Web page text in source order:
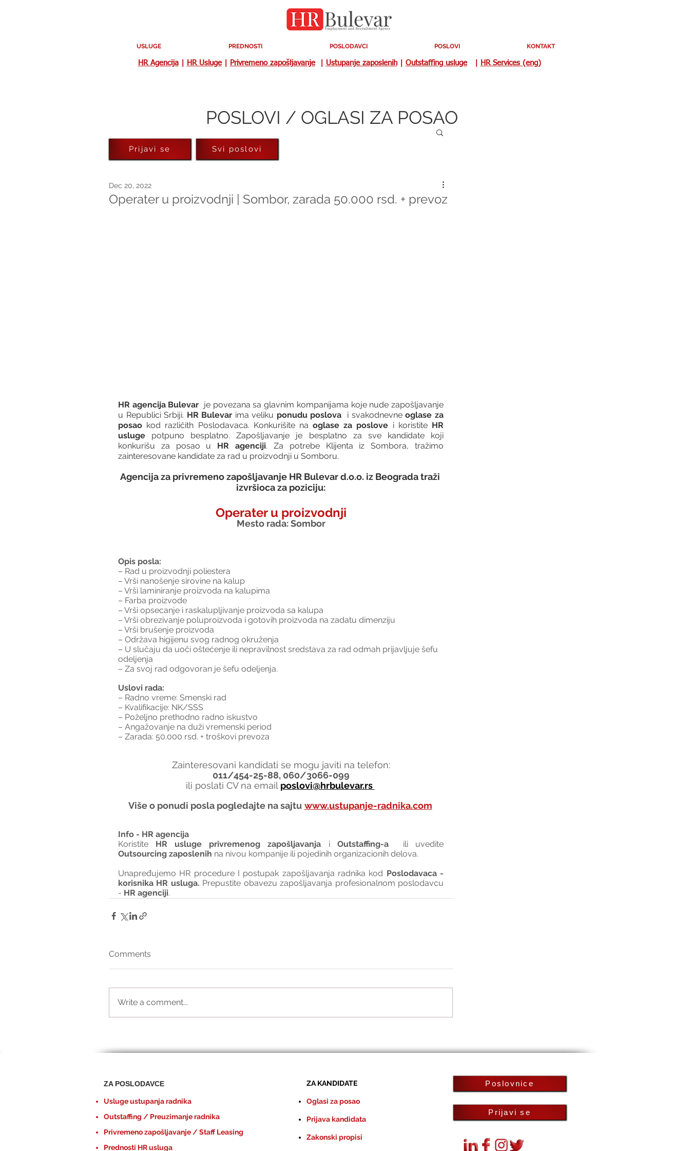
USLUGE PREDNOSTI POSLODAVCI POSLOVI KONTAKT
HR Agencija| HR Usluge| Privremeno zapošljavanje| Ustupanje zaposlenih| Outstaffing usluge| HR Services (eng)
POSLOVI / OGLASI ZA POSAO
Operater u proizvodnji | Sombor, zarada 50.000 rsd. + prevoz
Dec 20, 2022
HR agencija Bulevar
  je povezana sa glavnim kompanijama koje nude zapošljavanje
u Republici Srbiji. HR Bulevar ima veliku ponudu poslova
  i svakodnevne
oglase za
posao kod različith Poslodavaca. Konkurišite na oglase za poslove i koristite HR
usluge potpuno besplatno. Zapošljavanje je besplatno za sve kandidate koji
konkurišu za posao u HR agenciji. Za potrebe Klijenta iz Sombora, tražimo
zainteresovane kandidate za rad u proizvodnji u Somboru.
Agencija za privremeno zapošljavanje HR Bulevar d.o.o. iz Beograda traži
izvršioca za poziciju:
Operater u proizvodnji
Mesto rada: Sombor
Opis posla:
– Rad u proizvodnji poliestera
– Vrši nanošenje sirovine na kalup
– Vrši laminiranje proizvoda na kalupima
– Farba proizvode
– Vrši opsecanje i raskalupljivanje proizvoda sa kalupa
– Vrši obrezivanje poluproizvoda i gotovih proizvoda na zadatu dimenziju
– Vrši brušenje proizvoda
– Održava higijenu svog radnog okruženja
– U slučaju da uoči oštećenje ili nepravilnost sredstava za rad odmah prijavljuje šefu
odeljenja
– Za svoj rad odgovoran je šefu odeljenja.
Uslovi rada:
– Radno vreme: Smenski rad
– Kvalifikacije: NK/SSS
– Poželjno prethodno radno iskustvo
– Angažovanje na duži vremenski period
– Zarada: 50.000 rsd. + troškovi prevoza
Zainteresovani kandidati se mogu javiti na telefon:
011/454-25-88, 060/3066-099
ili poslati CV na email poslovi@hrbulevar.rs
Više o ponudi posla pogledajte na sajtu www.ustupanje-radnika.com
Info - HR agencija
Koristite HR usluge privremenog zapošljavanja i Outstaffing-a
Outsourcing zaposlenih na nivou kompanije ili pojedinih organizacionih delova.
Unapređujemo HR procedure I postupak zapošljavanja radnika kod Poslodavaca -
korisnika HR usluga. Prepustite obavezu zapošljavanja profesionalnom poslodavcu
- HR agenciji.
Comments
Write a comment...
Prijavi se Svi poslovi
ZA POSLODAVCE
Usluge ustupanja radnika
Outstaffing / Preuzimanje radnika
Privremeno zapošljavanje / Staff Leasing
Prednosti HR usluga
ZA KANDIDATE
Oglasi za posao
Prijava kandidata
Zakonski propisi
Poslovnice
Prijavi se